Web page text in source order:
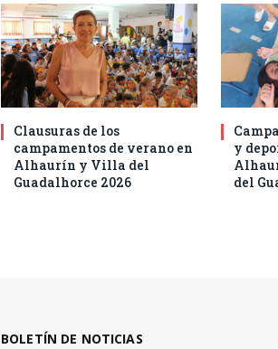
Clausuras de los
campamentos de verano en
Alhaurín y Villa del
Guadalhorce 2026
y
del
BOLETÍN DE NOTICIAS